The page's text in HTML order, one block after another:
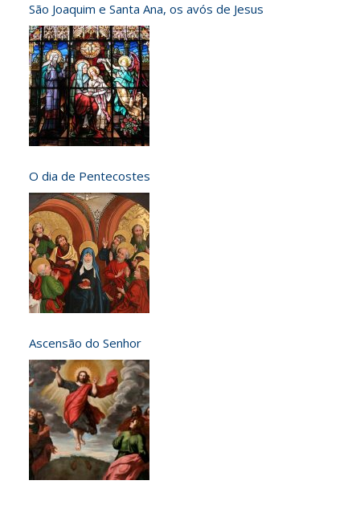
São Joaquim e Santa Ana, os avós de Jesus
O dia de Pentecostes
Ascensão do Senhor